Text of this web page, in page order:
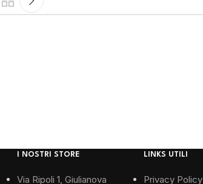
I NOSTRI STORE
Via Ripoli 1, Giulianova
LINKS UTILI
Privacy Policy